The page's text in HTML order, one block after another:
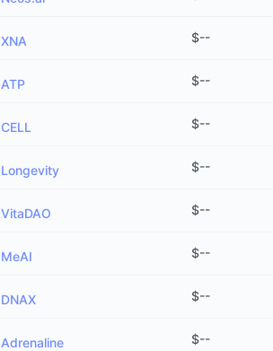
XNA $--
ATP $--
CELL $--
Longevity $--
VitaDAO $--
MeAI $--
DNAX $--
Adrenaline $--